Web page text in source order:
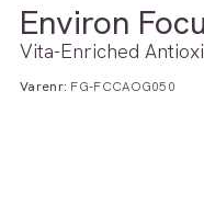
Environ
Vita-Enriched
Varenr: FG-FCCAOG050